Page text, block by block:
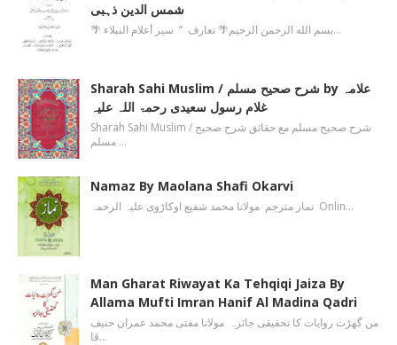
شمس الدین ذہبی
🌴 بسم الله الرحمن الرحیم🌴 تعارف ’’ سیر أعلام النبلاء…
Sharah Sahi Muslim / شرح صحیح مسلم by علامہ
غلام رسول سعیدی رحمۃ اللہ علیہ
Sharah Sahi Muslim / شرح صحیح مسلم مع حقائق شرح صحیح
مسلم …
Namaz By Maolana Shafi Okarvi
نماز مترجم مولانا محمد شفیع اوکاڑوی علیہ الرحمہ Onlin…
Man Gharat Riwayat Ka Tehqiqi Jaiza By
Allama Mufti Imran Hanif Al Madina Qadri
من گھڑت روایات کا تحقیقی جائزہ مولانا مفتی محمد عمران حنیف
قا…